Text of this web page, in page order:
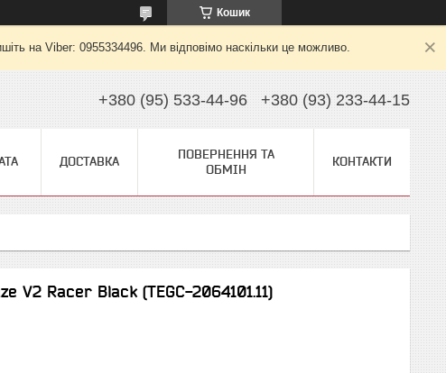
Кошик
на Viber: 0955334496. Ми відповімо наскільки це можливо.
+380 (95) 533-44-96 +380 (93) 233-44-15
ДОСТАВКА
ПОВЕРНЕННЯ ТА
ОБМІН
КОНТАКТИ
V2 Racer Black (TEGC-2064101.11)